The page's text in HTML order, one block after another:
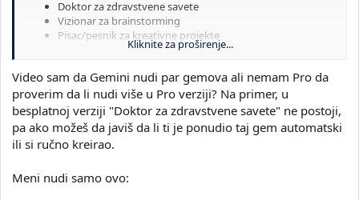
Doktor za zdravstvene savete
Vizionar za brainstorming
Pisac/pesnik za kreativne projekte
Prevodilac za jezičke potrebe
Svakom možeš zadati "virtuelnu ličnost" - kako da ti se obraća,
koje oblasti da pokriva, šta te zanima...
Kliknite za proširenje...
Video sam da Gemini nudi par gemova ali nemam Pro da
proverim da li nudi više u Pro verziji? Na primer, u
besplatnoj verziji "Doktor za zdravstvene savete" ne postoji,
pa ako možeš da javiš da li ti je ponudio taj gem automatski
ili si ručno kreirao.
Meni nudi samo ovo: